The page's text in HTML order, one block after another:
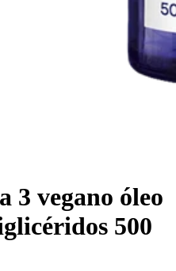
3 vegano óleo
500